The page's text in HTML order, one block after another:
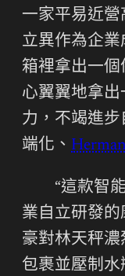
一家平易近
立異作為企
箱裡拿出一
心翼翼地拿
力，不竭進
端化、
“這款智能
業自立研發
豪對林天秤
包裹並壓制